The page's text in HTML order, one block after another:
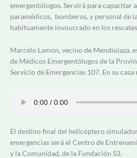
emergentólogos. Servirá para capacitar
paramédicos, bomberos, y personal de
habituamente invoucrado en los rescates
Marcelo Lamon, vecino de Mendiolaza,
de Médicos Emergentólogos de la
Servicio de Emergencias 107. En su
El destino final del helicóptero
emergencias será el Centro de
y la Comunidad, de la Fundación S3.